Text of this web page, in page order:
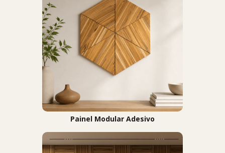
Painel Modular Adesivo